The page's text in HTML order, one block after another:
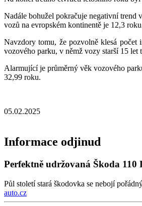
Nadále bohužel pokračuje negativní trend
vozů na evropském kontinentě je 12,3
Navzdory tomu, že pozvolně klesá počet
vozového parku, v němž vozy starší 15
Alarmující je průměrný věk vozového
32,99 roku.
05.02.2025
Informace odjinud
Perfektně udržovaná Škoda
Půl století stará škodovka se nebojí
auto.cz